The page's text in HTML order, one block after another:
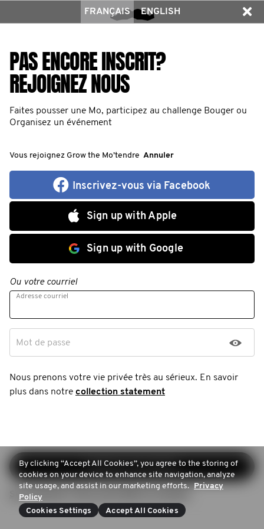
FRANÇAIS ENGLISH
PAS ENCORE INSCRIT?
REJOIGNEZ NOUS
Faites pousser une Mo, participez au challenge Bouger ou
Organisez un événement
Vous rejoignez Grow the Mo’tendre Annuler
Inscrivez-vous via Facebook
Sign up with Apple
Sign up with Google
Ou votre courriel
Adresse courriel
Mot de passe
Nous prenons votre vie privée très au sérieux. En savoir
plus dans notre collection statement
Continuer l'inscription
Se connecter (Vous avez déjà un compte)
By clicking “Accept All Cookies”, you agree to the storing of
cookies on your device to enhance site navigation, analyze
site usage, and assist in our marketing efforts. Privacy
Policy
Cookies Settings
Accept All Cookies